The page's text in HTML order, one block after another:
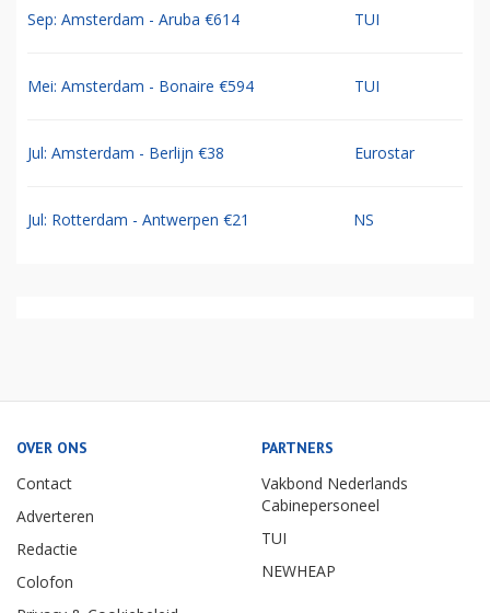
Sep: Amsterdam - Aruba €614 TUI
Mei: Amsterdam - Bonaire €594 TUI
Jul: Amsterdam - Berlijn €38 Eurostar
Jul: Rotterdam - Antwerpen €21 NS
OVER ONS
Contact
Adverteren
Redactie
Colofon
PARTNERS
Vakbond Nederlands
Cabinepersoneel
TUI
NEWHEAP